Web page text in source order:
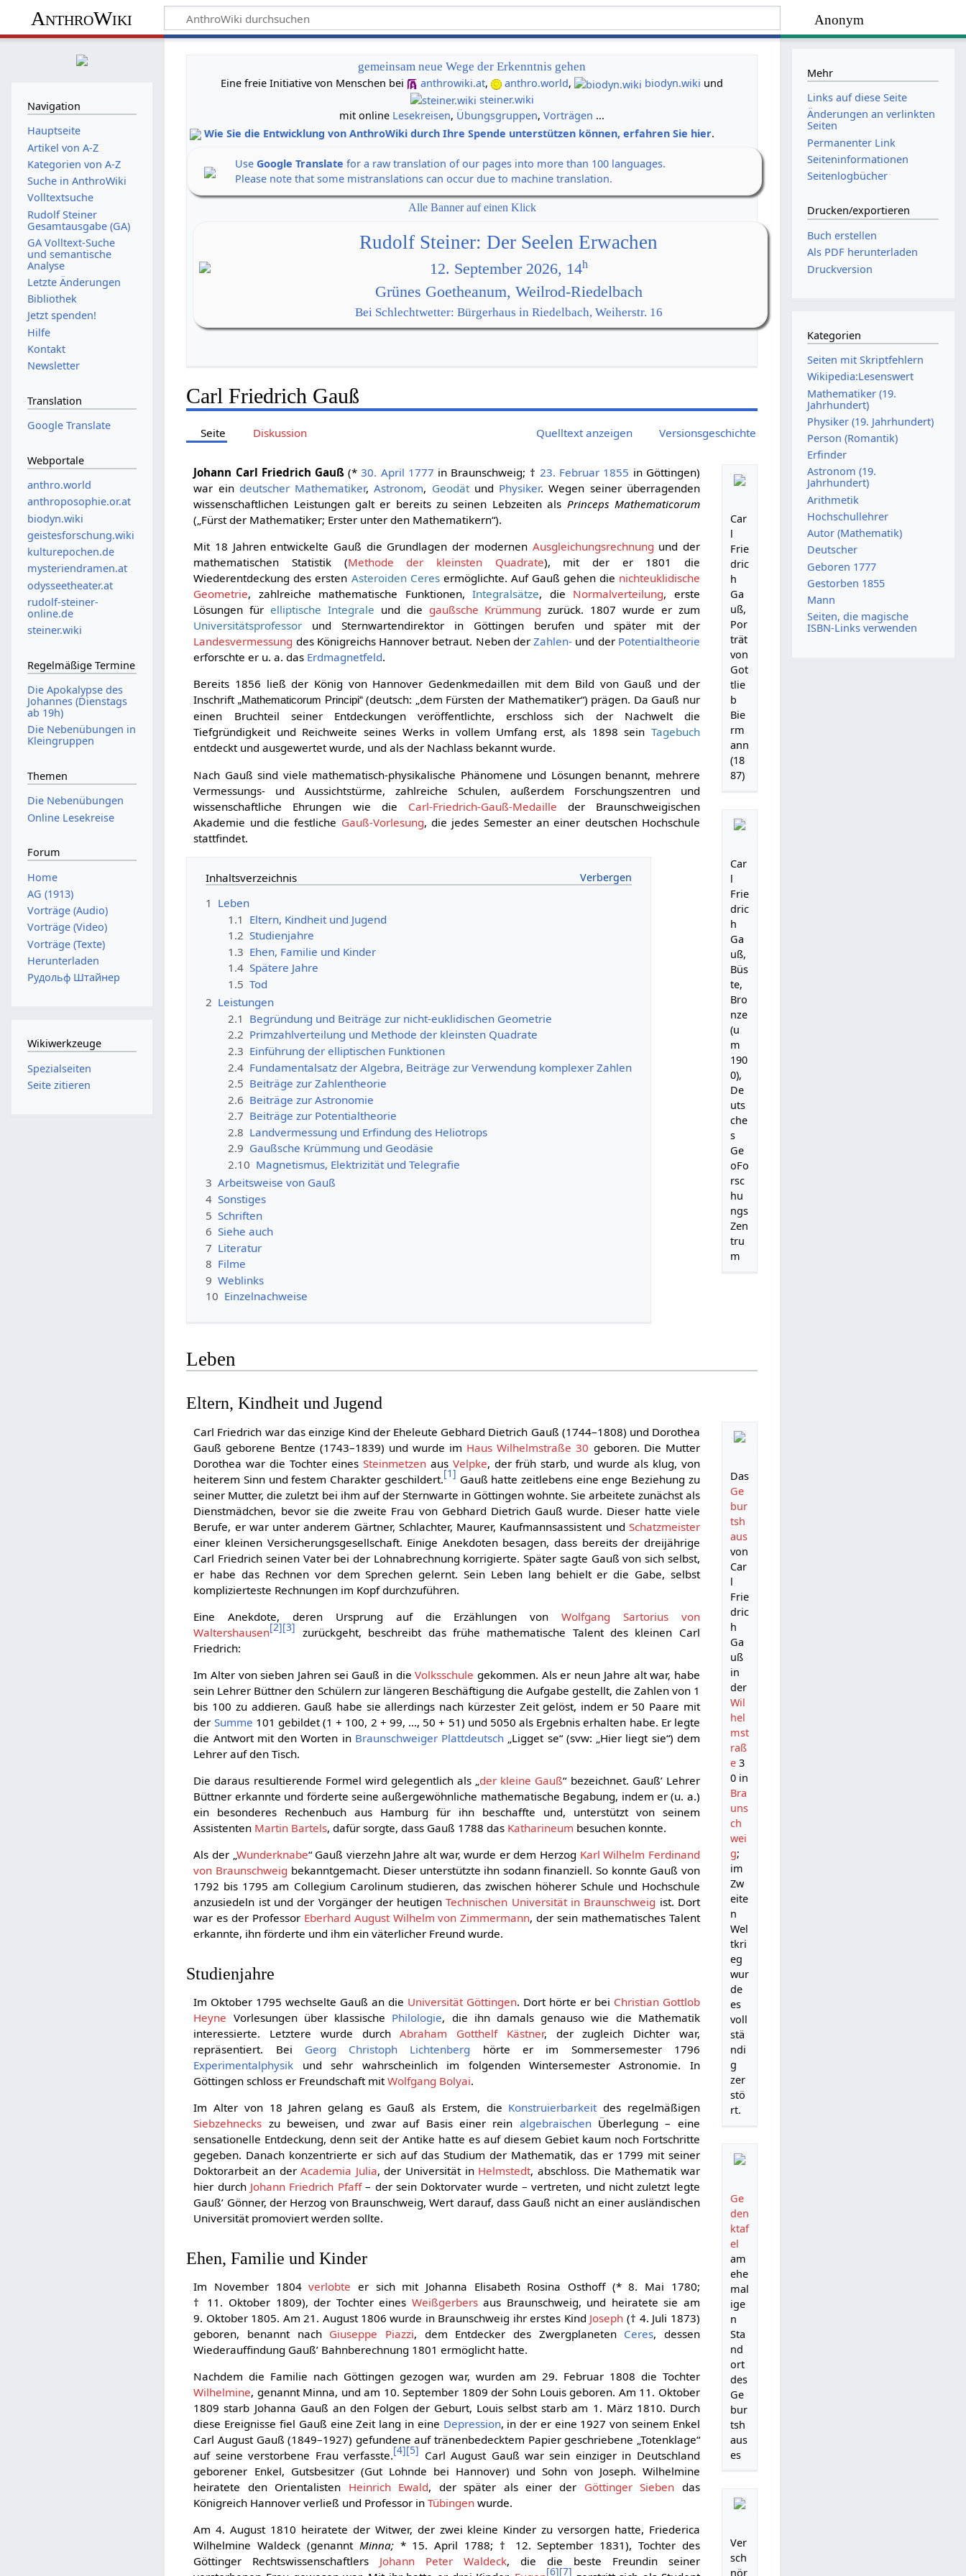
Anonym
AnthroWiki
gemeinsam neue Wege der Erkenntnis gehen
Eine freie Initiative von Menschen bei
anthrowiki.at, anthro.world, biodyn.wiki und
steiner.wiki
mit online Lesekreisen, Übungsgruppen,Vorträgen ...
Wie Sie die Entwicklung von AnthroWiki durch Ihre Spende unterstützen können, erfahren Sie hier.
UseGoogle Translate for a raw translation of our pages into more than 100 languages.
Please note that some mistranslations can occur due to machine translation.
Alle Banner auf einen Klick
Rudolf Steiner: Der Seelen Erwachen
12. September 2026, 14h
Grünes Goetheanum, Weilrod-Riedelbach
Bei Schlechtwetter: Bürgerhaus in Riedelbach, Weiherstr. 16
Carl Friedrich Gauß
Seite Diskussion Quelltext anzeigen Versionsgeschichte
Car
l
Frie
dric
h
Ga
uß,
Por
trät
von
Got
tlie
b
Bie
rm
ann
(18
87)
Car
l
Frie
dric
h
Ga
uß,
Büs
te,
Bro
nze
(u
m
190
0),
De
uts
che
s
Ge
oFo
rsc
hu
ngs
Zen
tru
m
Johann Carl Friedrich Gauß (*30. April 1777 in Braunschweig; † 23. Februar 1855 in Göttingen)
war ein deutscher Mathematiker,Astronom, Geodätund Physiker. Wegen seiner überragenden
wissenschaftlichen Leistungen galt er bereits zu seinen Lebzeiten als Princeps Mathematicorum
(„Fürst der Mathematiker; Erster unter den Mathematikern“).
Mit 18 Jahren entwickelte Gauß die Grundlagen der modernen Ausgleichungsrechnung und der
mathematischen Statistik (Methode der kleinsten Quadrate), mit der er 1801 die
Wiederentdeckung des ersten Asteroiden Ceresermöglichte. Auf Gauß gehen die nichteuklidische
Geometrie, zahlreiche mathematische Funktionen,Integralsätze, die Normalverteilung, erste
Lösungen fürelliptische Integrale und die gaußsche Krümmung zurück. 1807 wurde er zum
Universitätsprofessor und Sternwartendirektor in Göttingen berufen und später mit der
Landesvermessung des Königreichs Hannover betraut. Neben derZahlen- und der Potentialtheorie
erforschte er u. a. das Erdmagnetfeld.
Bereits 1856 ließ der König von Hannover Gedenkmedaillen mit dem Bild von Gauß und der
Inschrift „Mathematicorum Principi“(deutsch: „dem Fürsten der Mathematiker“) prägen. Da Gauß nur
einen Bruchteil seiner Entdeckungen veröffentlichte, erschloss sich der Nachwelt die
Tiefgründigkeit und Reichweite seines Werks in vollem Umfang erst, als 1898 sein Tagebuch
entdeckt und ausgewertet wurde, und als der Nachlass bekannt wurde.
Nach Gauß sind viele mathematisch-physikalische Phänomene und Lösungen benannt, mehrere
Vermessungs- und Aussichtstürme, zahlreiche Schulen, außerdem Forschungszentren und
wissenschaftliche Ehrungen wie die Carl-Friedrich-Gauß-Medaille der Braunschweigischen
Akademie und die festliche Gauß-Vorlesung, die jedes Semester an einer deutschen Hochschule
stattfindet.
Inhaltsverzeichnis
1 Leben
1.1 Eltern, Kindheit und Jugend
1.2 Studienjahre
1.3 Ehen, Familie und Kinder
1.4 Spätere Jahre
1.5 Tod
2 Leistungen
2.1 Begründung und Beiträge zur nicht-euklidischen Geometrie
2.2 Primzahlverteilung und Methode der kleinsten Quadrate
2.3 Einführung der elliptischen Funktionen
2.4 Fundamentalsatz der Algebra, Beiträge zur Verwendung komplexer Zahlen
2.5 Beiträge zur Zahlentheorie
2.6 Beiträge zur Astronomie
2.7 Beiträge zur Potentialtheorie
2.8 Landvermessung und Erfindung des Heliotrops
2.9 Gaußsche Krümmung und Geodäsie
2.10 Magnetismus, Elektrizität und Telegrafie
3 Arbeitsweise von Gauß
4 Sonstiges
5 Schriften
6 Siehe auch
7 Literatur
8 Filme
9 Weblinks
10 Einzelnachweise
Leben
Eltern, Kindheit und Jugend
Das
Ge
bur
tsh
aus
von
Car
l
Frie
dric
h
Ga
uß
in
der
Wil
hel
mst
raß
e 3
0 in
Bra
uns
ch
wei
g;
im
Zw
eite
n
Wel
tkri
eg
wur
de
es
voll
stä
ndi
g
zer
stö
rt.
Ge
den
ktaf
el
am
ehe
mal
ige
n
Sta
nd
ort
des
Ge
bur
tsh
aus
es
Carl Friedrich war das einzige Kind der Eheleute Gebhard Dietrich Gauß (1744–1808) und Dorothea
Gauß geborene Bentze (1743–1839) und wurde im Haus Wilhelmstraße 30 geboren. Die Mutter
Dorothea war die Tochter eines Steinmetzenaus Velpke, der früh starb, und wurde als klug, von
heiterem Sinn und festem Charakter geschildert.[1] Gauß hatte zeitlebens eine enge Beziehung zu
seiner Mutter, die zuletzt bei ihm auf der Sternwarte in Göttingen wohnte. Sie arbeitete zunächst als
Dienstmädchen, bevor sie die zweite Frau von Gebhard Dietrich Gauß wurde. Dieser hatte viele
Berufe, er war unter anderem Gärtner, Schlachter, Maurer, Kaufmannsassistent und Schatzmeister
einer kleinen Versicherungsgesellschaft. Einige Anekdoten besagen, dass bereits der dreijährige
Carl Friedrich seinen Vater bei der Lohnabrechnung korrigierte. Später sagte Gauß von sich selbst,
er habe das Rechnen vor dem Sprechen gelernt. Sein Leben lang behielt er die Gabe, selbst
komplizierteste Rechnungen im Kopf durchzuführen.
Eine Anekdote, deren Ursprung auf die Erzählungen vonWolfgang Sartorius von
Waltershausen[2][3] zurückgeht, beschreibt das frühe mathematische Talent des kleinen Carl
Friedrich:
Im Alter von sieben Jahren sei Gauß in dieVolksschule gekommen. Als er neun Jahre alt war, habe
sein Lehrer Büttner den Schülern zur längeren Beschäftigung die Aufgabe gestellt, die Zahlen von 1
bis 100 zu addieren. Gauß habe sie allerdings nach kürzester Zeit gelöst, indem er 50 Paare mit
der Summe 101 gebildet (1 + 100, 2 + 99, …, 50 + 51) und 5050 als Ergebnis erhalten habe. Er legte
die Antwort mit den Worten in Braunschweiger Plattdeutsch „Ligget se“ (svw: „Hier liegt sie“) dem
Lehrer auf den Tisch.
Die daraus resultierende Formel wird gelegentlich als „der kleine Gauß“ bezeichnet. Gauß’ Lehrer
Büttner erkannte und förderte seine außergewöhnliche mathematische Begabung, indem er (u. a.)
ein besonderes Rechenbuch aus Hamburg für ihn beschaffte und, unterstützt von seinem
Assistenten Martin Bartels, dafür sorgte, dass Gauß 1788 das Katharineum besuchen konnte.
Als der „Wunderknabe“ Gauß vierzehn Jahre alt war, wurde er dem Herzog Karl Wilhelm Ferdinand
von Braunschweig bekanntgemacht. Dieser unterstützte ihn sodann finanziell. So konnte Gauß von
1792 bis 1795 am Collegium Carolinum studieren, das zwischen höherer Schule und Hochschule
anzusiedeln ist und der Vorgänger der heutigenTechnischen Universität in Braunschweig ist. Dort
war es der Professor Eberhard August Wilhelm von Zimmermann, der sein mathematisches Talent
erkannte, ihn förderte und ihm ein väterlicher Freund wurde.
Ver
sch
nör
Studienjahre
Im Oktober 1795 wechselte Gauß an die Universität Göttingen. Dort hörte er bei Christian Gottlob
Heyne Vorlesungen über klassische Philologie, die ihn damals genauso wie die Mathematik
interessierte. Letztere wurde durchAbraham Gotthelf Kästner, der zugleich Dichter war,
repräsentiert. Bei Georg Christoph Lichtenberg hörte er im Sommersemester 1796
Experimentalphysik und sehr wahrscheinlich im folgenden Wintersemester Astronomie. In
Göttingen schloss er Freundschaft mitWolfgang Bolyai.
Im Alter von 18 Jahren gelang es Gauß als Erstem, die Konstruierbarkeitdes regelmäßigen
Siebzehnecks zu beweisen, und zwar auf Basis einer rein algebraischenÜberlegung – eine
sensationelle Entdeckung, denn seit der Antike hatte es auf diesem Gebiet kaum noch Fortschritte
gegeben. Danach konzentrierte er sich auf das Studium der Mathematik, das er 1799 mit seiner
Doktorarbeit an derAcademia Julia, der Universität in Helmstedt, abschloss. Die Mathematik war
hier durch Johann Friedrich Pfaff– der sein Doktorvater wurde – vertreten, und nicht zuletzt legte
Gauß’ Gönner, der Herzog von Braunschweig, Wert darauf, dass Gauß nicht an einer ausländischen
Universität promoviert werden sollte.
Ehen, Familie und Kinder
Im November 1804verlobte er sich mit Johanna Elisabeth Rosina Osthoff (* 8. Mai 1780;
† 11. Oktober 1809), der Tochter eines Weißgerbersaus Braunschweig, und heiratete sie am
9. Oktober 1805. Am 21. August 1806 wurde in Braunschweig ihr erstes Kind Joseph († 4. Juli 1873)
geboren, benannt nach Giuseppe Piazzi, dem Entdecker des Zwergplaneten Ceres, dessen
Wiederauffindung Gauß’ Bahnberechnung 1801 ermöglicht hatte.
Nachdem die Familie nach Göttingen gezogen war, wurden am 29. Februar 1808 die Tochter
Wilhelmine, genannt Minna, und am 10. September 1809 der Sohn Louis geboren. Am 11. Oktober
1809 starb Johanna Gauß an den Folgen der Geburt, Louis selbst starb am 1. März 1810. Durch
diese Ereignisse fiel Gauß eine Zeit lang in eine Depression, in der er eine 1927 von seinem Enkel
Carl August Gauß (1849–1927) gefundene auf tränenbedecktem Papier geschriebene „Totenklage“
auf seine verstorbene Frau verfasste.[4][5] Carl August Gauß war sein einziger in Deutschland
geborener Enkel, Gutsbesitzer (Gut Lohnde bei Hannover) und Sohn von Joseph. Wilhelmine
heiratete den Orientalisten Heinrich Ewald, der später als einer der Göttinger Sieben das
Königreich Hannover verließ und Professor inTübingen wurde.
Am 4. August 1810 heiratete der Witwer, der zwei kleine Kinder zu versorgen hatte, Friederica
Wilhelmine Waldeck (genannt Minna;* 15. April 1788; † 12. September 1831), Tochter des
Göttinger Rechtswissenschaftlers Johann Peter Waldeck, die die beste Freundin seiner
[6][7]
Navigation
Hauptseite
Artikel von A-Z
Kategorien von A-Z
Suche in AnthroWiki
Volltextsuche
Rudolf Steiner
Gesamtausgabe (GA)
GA Volltext-Suche
und semantische
Analyse
Letzte Änderungen
Bibliothek
Jetzt spenden!
Hilfe
Kontakt
Newsletter
Translation
Google Translate
Webportale
anthro.world
anthroposophie.or.at
biodyn.wiki
geistesforschung.wiki
kulturepochen.de
mysteriendramen.at
odysseetheater.at
rudolf-steiner-
online.de
steiner.wiki
Regelmäßige Termine
Die Apokalypse des
Johannes (Dienstags
ab 19h)
Die Nebenübungen in
Kleingruppen
Themen
Die Nebenübungen
Online Lesekreise
Forum
Home
AG (1913)
Vorträge (Audio)
Vorträge (Video)
Vorträge (Texte)
Herunterladen
Рудольф Штайнер
Wikiwerkzeuge
Spezialseiten
Seite zitieren
Mehr
Links auf diese Seite
Änderungen an verlinkten
Seiten
Permanenter Link
Seiten­­informationen
Seitenlogbücher
Drucken/­exportieren
Buch erstellen
Als PDF herunterladen
Druckversion
Kategorien
Seiten mit Skriptfehlern
Wikipedia:Lesenswert
Mathematiker (19.
Jahrhundert)
Physiker (19. Jahrhundert)
Person (Romantik)
Erfinder
Astronom (19.
Jahrhundert)
Arithmetik
Hochschullehrer
Autor (Mathematik)
Deutscher
Geboren 1777
Gestorben 1855
Mann
Seiten, die magische
ISBN-Links verwenden